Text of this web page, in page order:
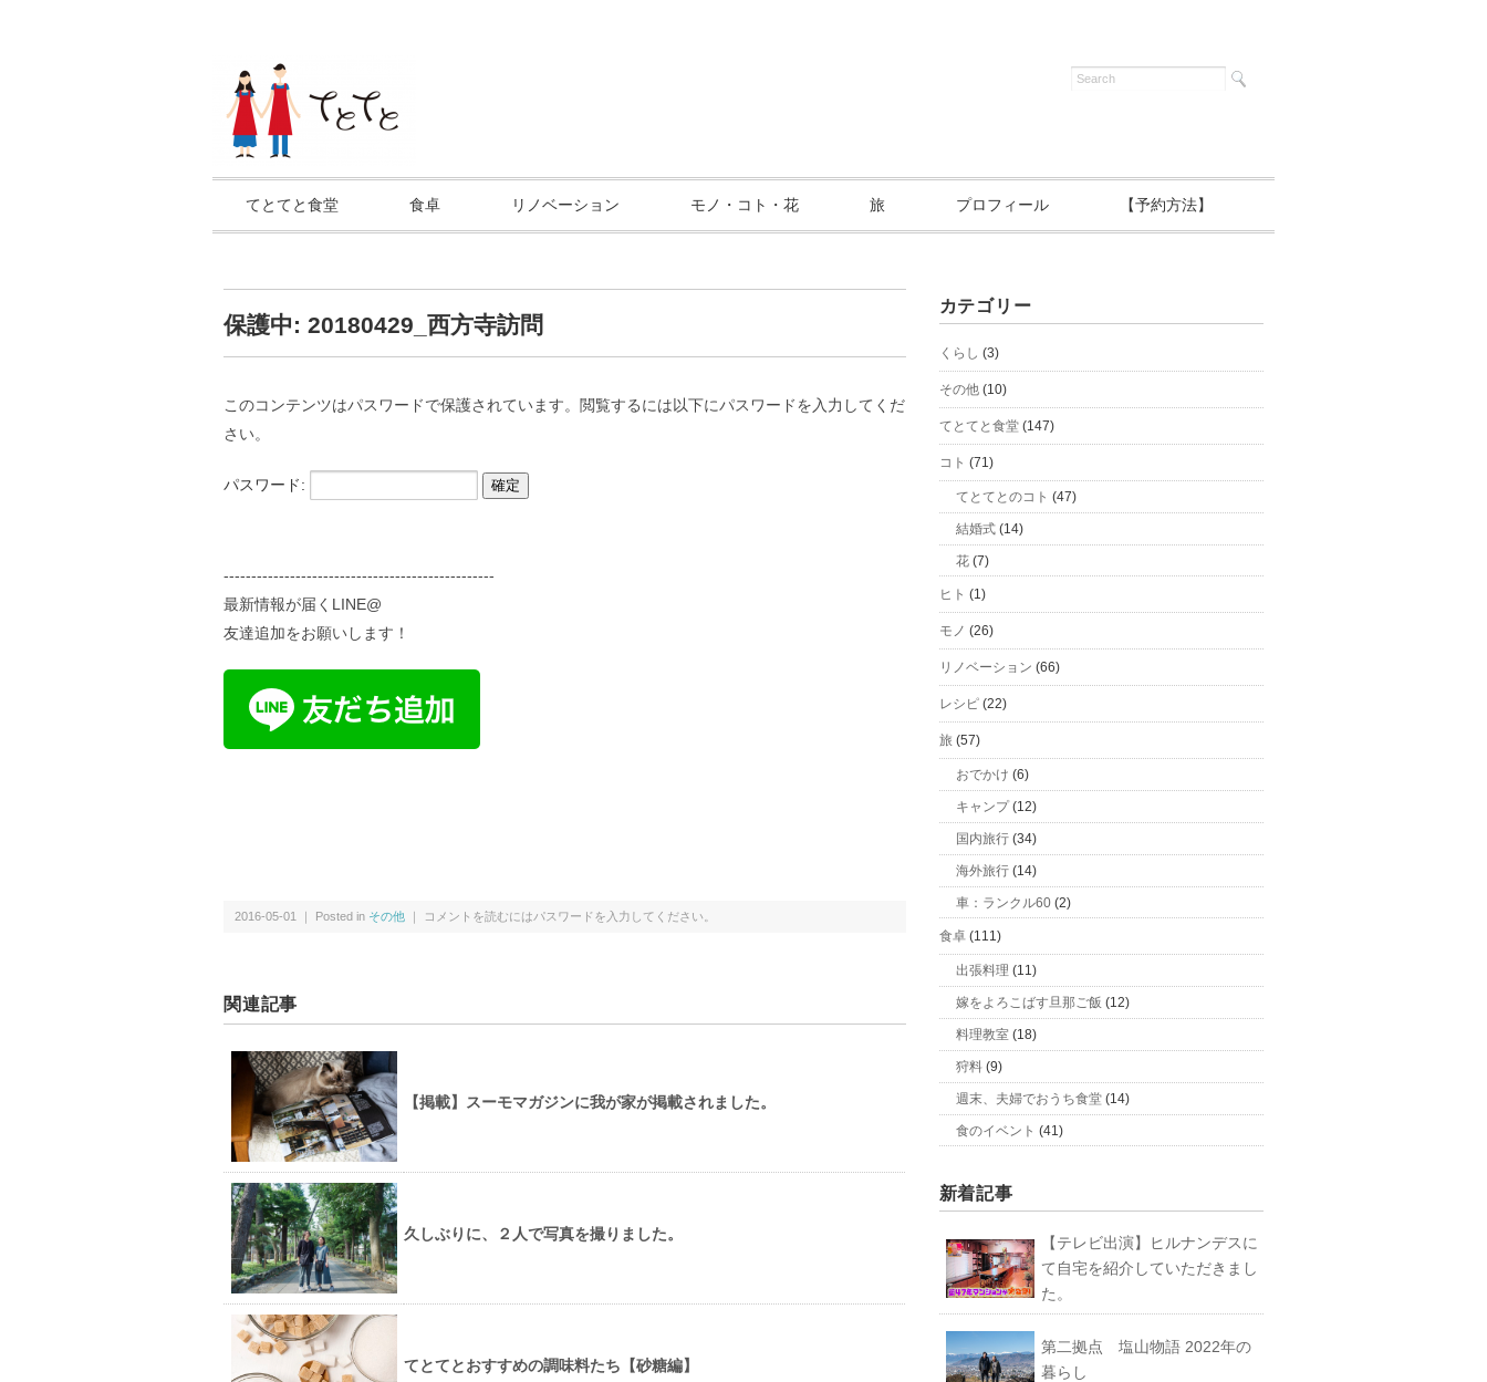
てとてと食堂 食卓 リノベーション モノ・コト・花 旅 プロフィール 【予約方法】
保護中: 20180429_西方寺訪問
このコンテンツはパスワードで保護されています。閲覧するには以下にパスワードを入力してくだ
さい。
パスワード:
-------------------------------------------------
最新情報が届くLINE@
友達追加をお願いします！
2016-05-01 ｜ Posted in その他 ｜ コメントを読むにはパスワードを入力してください。
関連記事
【掲載】スーモマガジンに我が家が掲載されました。
久しぶりに、２人で写真を撮りました。
てとてとおすすめの調味料たち【砂糖編】
カテゴリー
くらし (3)
その他(10)
てとてと食堂(147)
コト (71)
てとてとのコト (47)
結婚式(14)
花(7)
ヒト (1)
モノ (26)
リノベーション (66)
レシピ(22)
旅 (57)
おでかけ (6)
キャンプ(12)
国内旅行(34)
海外旅行(14)
車：ランクル60(2)
食卓(111)
出張料理 (11)
嫁をよろこばす旦那ご飯 (12)
料理教室(18)
狩料(9)
週末、夫婦でおうち食堂(14)
食のイベント (41)
新着記事
【テレビ出演】ヒルナンデスに
て自宅を紹介していただきまし
た。
第二拠点 塩山物語 2022年の
暮らし